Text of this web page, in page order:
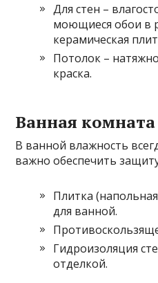
Для стен –
моющиеся обои в
керамическая
Потолок –
краска.
Ванная комната
В ванной влажность
важно обеспечить
Плитка
для ванной.
Гидроизоляция
отделкой.